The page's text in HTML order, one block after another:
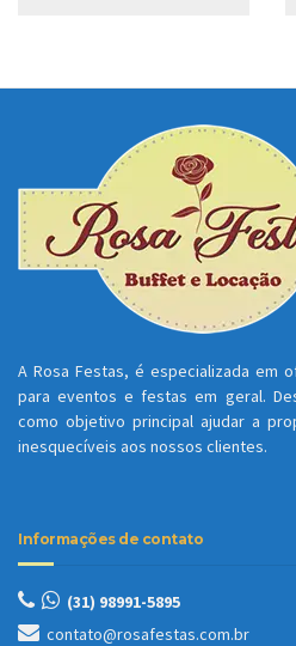
A Rosa Festas, é especializada em
para eventos e festas em geral.
como objetivo principal ajudar a
inesquecíveis aos nossos clientes.
Informações de contato
(31) 98991-5895
contato@rosafestas.com.br